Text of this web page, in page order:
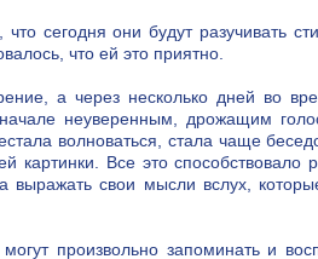
сегодня они будут разучивать
что ей это приятно.
а через несколько дней во
неуверенным, дрожащим
волноваться, стала чаще
картинки. Все это способствовало
выражать свои мысли вслух,
произвольно запоминать и